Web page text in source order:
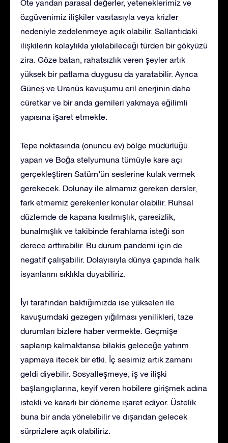
Öte yandan parasal değerler, yeteneklerimiz ve
özgüvenimiz ilişkiler vasıtasıyla veya krizler
nedeniyle zedelenmeye açık olabilir. Sallantıdaki
ilişkilerin kolaylıkla yıkılabileceği türden bir gökyüzü
zira. Göze batan, rahatsızlık veren şeyler artık
yüksek bir patlama duygusu da yaratabilir. Ayrıca
Güneş ve Uranüs kavuşumu eril enerjinin daha
cüretkar ve bir anda gemileri yakmaya eğilimli
yapısına işaret etmekte.
Tepe noktasında (onuncu ev) bölge müdürlüğü
yapan ve Boğa stelyumuna tümüyle kare açı
gerçekleştiren Satürn’ün seslerine kulak vermek
gerekecek. Dolunay ile almamız gereken dersler,
fark etmemiz gerekenler konular olabilir. Ruhsal
düzlemde de kapana kısılmışlık, çaresizlik,
bunalmışlık ve takibinde ferahlama isteği son
derece arttırabilir. Bu durum pandemi için de
negatif çalışabilir. Dolayısıyla dünya çapında halk
isyanlarını sıklıkla duyabiliriz.
İyi tarafından baktığımızda ise yükselen ile
kavuşumdaki gezegen yığılması yenilikleri, taze
durumları bizlere haber vermekte. Geçmişe
saplanıp kalmaktansa bilakis geleceğe yatırım
yapmaya itecek bir etki. İç sesimiz artık zamanı
geldi diyebilir. Sosyalleşmeye, iş ve ilişki
başlangıçlarına, keyif veren hobilere girişmek adına
istekli ve kararlı bir döneme işaret ediyor. Üstelik
buna bir anda yönelebilir ve dışarıdan gelecek
sürprizlere açık olabiliriz.